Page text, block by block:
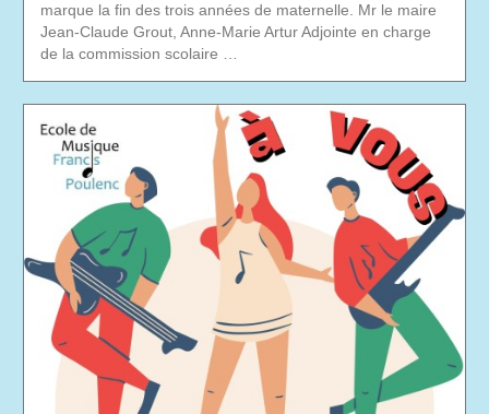
marque la fin des trois années de maternelle. Mr le maire
Jean-Claude Grout, Anne-Marie Artur Adjointe en charge
de la commission scolaire …